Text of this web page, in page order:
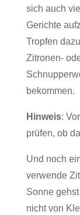
sich auch
Gerichte
Tropfen
Zitronen-
bekommen.
Hinweis:
prüfen, ob
Und noch
verwende
Sonne
nicht von